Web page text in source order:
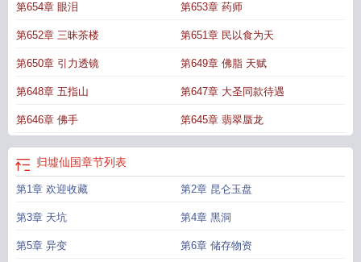
线归墟仙国百度百科 归墟仙国无弹窗笔趣阁
墟仙国精校版免费归墟仙国精校版TXT 归墟仙国最新章节归墟仙国txt
仙国笔趣阁txt归墟仙国最新章节更新内容归墟仙国百科归墟仙国 在线阅读
墟仙国阅读归墟仙国正版免费阅读 归墟仙国免费观看全部 归墟国是哪里
文免费阅读归墟仙国完结免费 归墟仙国免费归墟仙国 顶点
盗归墟仙国在线阅读免费完整版归墟仙国全文归墟仙国最新归墟神器仙归墟
仙国免费阅读 归墟仙国最新章节免费
仙山的道理归墟仙国篱笆好文学
第654章 眼泪 第653章 药师
第652章 三昧茶楼 第651章 民以食为天
第650章 引力透镜 第649章 佛脂 天赋
第648章 五指山 第647章 大圣同款待遇
第646章 佛手 第645章 翡翠蜃龙
归墟仙国章节列表
第1章 欢迎收藏 第2章 昆仑玉盘
第3章 天坑 第4章 黑洞
第5章 异变 第6章 储存物资